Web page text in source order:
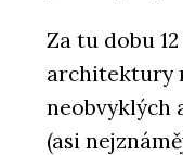
Za tu dobu
architektury
neobvyklých
(asi